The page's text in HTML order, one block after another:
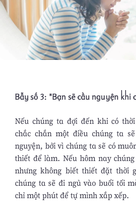
Bẫy số 3: "Bạn sẽ cầu nguyện khi
Nếu chúng ta đợi đến khi có
chắc chắn một điều chúng ta
nguyện, bởi vì chúng ta sẽ có
thiết để làm. Nếu hôm nay
nhưng không biết thiết đặt thời
chúng ta sẽ đi ngủ vào buổi tối
chỉ một phút để tự mình xắp xếp.